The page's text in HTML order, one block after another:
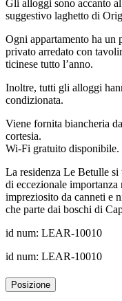
Gli alloggi sono accanto
suggestivo laghetto di
Ogni appartamento ha un
privato arredato con
ticinese tutto l’anno.
Inoltre, tutti gli alloggi
condizionata.
Viene fornita biancheria
cortesia.
Wi-Fi gratuito disponibile.
La residenza Le Betulle
di eccezionale
impreziosito da canneti e
che parte dai boschi di
id num: LEAR-10010
id num: LEAR-10010
Posizione